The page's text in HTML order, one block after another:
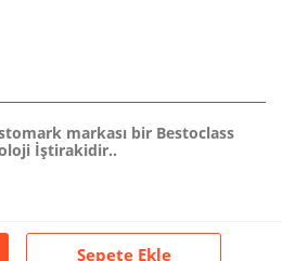
Sepete Ekle
markası bir Bestoclass
İştirakidir..